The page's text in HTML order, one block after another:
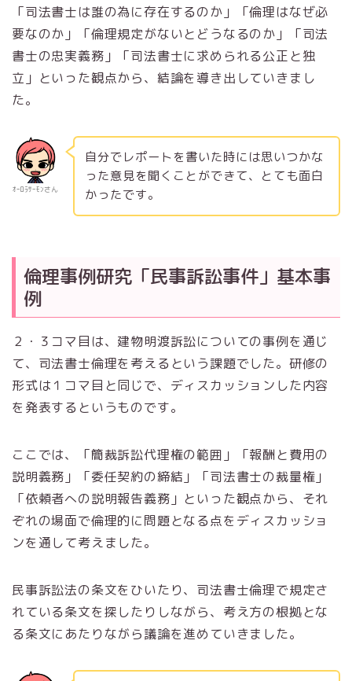
「司法書士は誰の為に存在するのか」「倫理はなぜ必
要なのか」「倫理規定がないとどうなるのか」「司法
書士の忠実義務」「司法書士に求められる公正と独
立」といった観点から、結論を導き出していきまし
た。
ｵｰﾛﾗｻｰﾓﾝさん
自分でレポートを書いた時には思いつかな
った意見を聞くことができて、とても面白
かったです。
倫理事例研究「民事訴訟事件」基本事
例
２・３コマ目は、建物明渡訴訟についての事例を通じ
て、司法書士倫理を考えるという課題でした。研修の
形式は１コマ目と同じで、ディスカッションした内容
を発表するというものです。
ここでは、「簡裁訴訟代理権の範囲」「報酬と費用の
説明義務」「委任契約の締結」「司法書士の裁量権」
「依頼者への説明報告義務」といった観点から、それ
ぞれの場面で倫理的に問題となる点をディスカッショ
ンを通して考えました。
民事訴訟法の条文をひいたり、司法書士倫理で規定さ
れている条文を探したりしながら、考え方の根拠とな
る条文にあたりながら議論を進めていきました。